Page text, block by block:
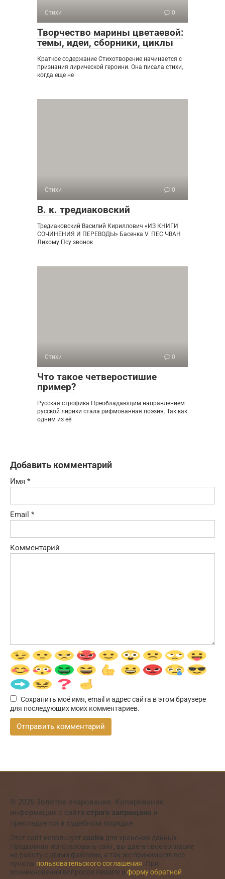
Стихи 0
Творчество марины цветаевой:
темы, идеи, сборники, циклы
Краткое содержание Стихотворение начинается с
признания лирической героини. Она писала стихи,
когда еще не
Стихи 0
В. к. тредиаковский
Тредиаковский Василий Кириллович «ИЗ КНИГИ
СОЧИНЕНИЯ И ПЕРЕВОДЫ» Басенка V. ПЕС ЧВАН
Лихому Псу звонок
Стихи 0
Что такое четверостишие
пример?
Русская строфика Преобладающим направлением
русской лирики стала рифмованная поэзия. Так как
одним из её
Добавить комментарий
Имя *
Email *
Комментарий
Сохранить моё имя, email и адрес сайта в этом браузере
для последующих моих комментариев.
© 2026 Золотое очарование. Копирование
информации с сайта строго запрещено и
преследуется в судебном порядке
Этот сайт использует cookie для хранения данных.
Продолжая использовать сайт, вы даете свое согласие
на работу с этими файлами, а так же принимаете все
пункты пользовательского соглашения. При
возникновении вопросов пишите в форму обратной